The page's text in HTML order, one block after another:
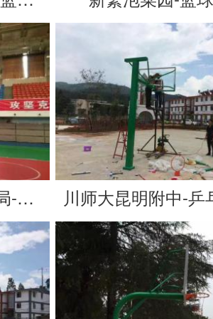
湖北恩施来凤县体育局-篮球架 川师大昆明附中-乒